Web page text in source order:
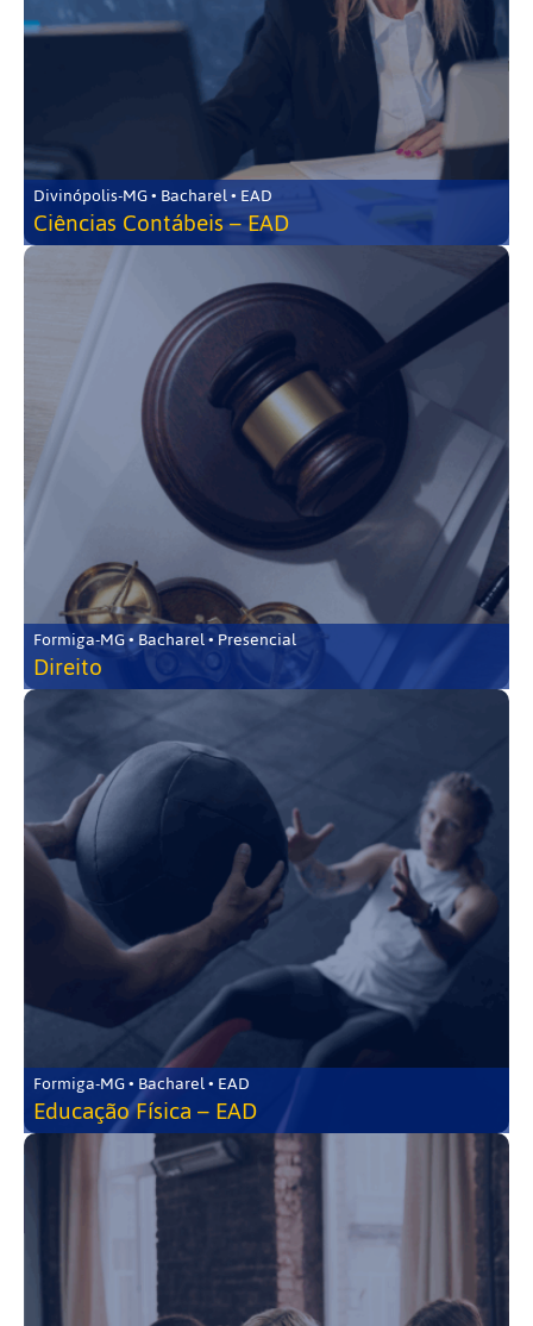
Divinópolis-MG • Bacharel • EAD
Ciências Contábeis – EAD
Formiga-MG • Bacharel • Presencial
Direito
Formiga-MG • Bacharel • EAD
Educação Física – EAD